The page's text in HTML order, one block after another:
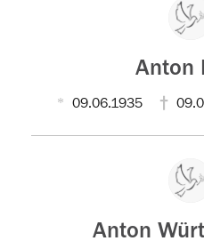
Anton
09.06.1935
Anton